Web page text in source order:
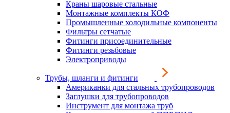
Краны шаровые стальные
Монтажные комплекты КОФ
Промышленные холодильные компоненты
Фильтры сетчатые
Фитинги присоединительные
Фитинги резьбовые
Электроприводы
Трубы, шланги и фитинги
Американки для стальных трубопроводов
Заглушки для трубопроводов
Инструмент для монтажа труб